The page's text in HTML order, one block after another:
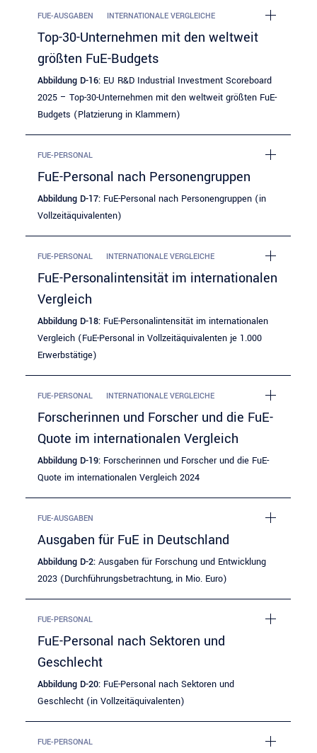
FUE-AUSGABEN INTERNATIONALE VERGLEICHE
Top-30-Unternehmen mit den weltweit
größten FuE-Budgets
Abbildung D-16: EU R&D Industrial Investment Scoreboard
2025 – Top-30-Unternehmen mit den weltweit größten FuE-
Budgets (Platzierung in Klammern)
FUE-PERSONAL
FuE-Personal nach Personengruppen
Abbildung D-17: FuE-Personal nach Personengruppen (in
Vollzeitäquivalenten)
FUE-PERSONAL INTERNATIONALE VERGLEICHE
FuE-Personalintensität im internationalen
Vergleich
Abbildung D-18: FuE-Personalintensität im internationalen
Vergleich (FuE-Personal in Vollzeitäquivalenten je 1.000
Erwerbstätige)
FUE-PERSONAL INTERNATIONALE VERGLEICHE
Forscherinnen und Forscher und die FuE-
Quote im internationalen Vergleich
Abbildung D-19: Forscherinnen und Forscher und die FuE-
Quote im internationalen Vergleich 2024
FUE-AUSGABEN
Ausgaben für FuE in Deutschland
Abbildung D-2: Ausgaben für Forschung und Entwicklung
2023 (Durchführungsbetrachtung, in Mio. Euro)
FUE-PERSONAL
FuE-Personal nach Sektoren und
Geschlecht
Abbildung D-20: FuE-Personal nach Sektoren und
Geschlecht (in Vollzeitäquivalenten)
FUE-PERSONAL